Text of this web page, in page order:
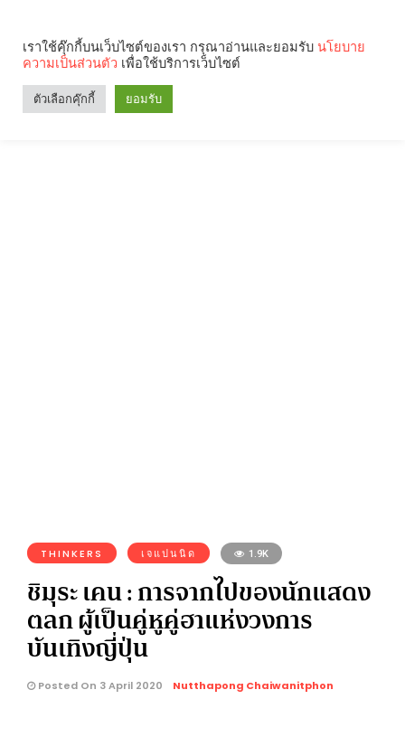
THINKERS เจแปนนิด 1.9K
ชิมุระ เคน : การจากไปของนักแสดง
ตลก ผู้เป็นคู่หูคู่ฮาแห่งวงการ
บันเทิงญี่ปุ่น
Posted On 3 April 2020 Nutthapong Chaiwanitphon
เราใช้คุ๊กกี้บนเว็บไซต์ของเรา กรุณาอ่านและยอมรับ นโยบาย
ความเป็นส่วนตัว เพื่อใช้บริการเว็บไซต์
ตัวเลือกคุ๊กกี้ ยอมรับ